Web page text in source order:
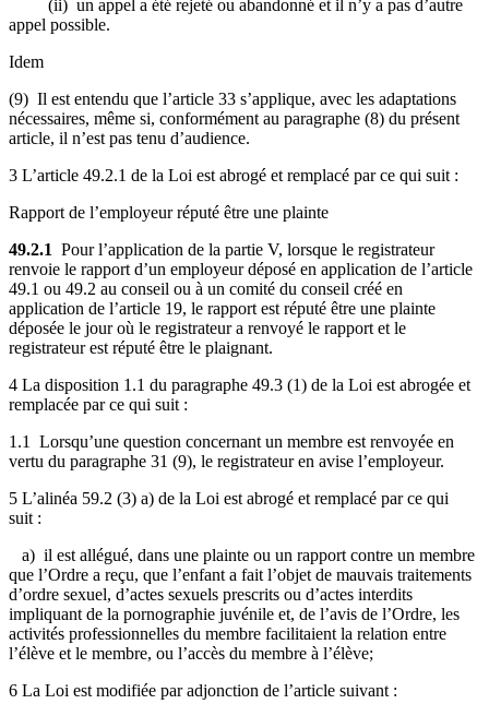
(ii) un appel a été rejeté ou abandonné et il n’y a pas d’autre
appel possible.
Idem
(9) Il est entendu que l’article 33 s’applique, avec les adaptations
nécessaires, même si, conformément au paragraphe (8) du présent
article, il n’est pas tenu d’audience.
3 L’article 49.2.1 de la Loi est abrogé et remplacé par ce qui suit :
Rapport de l’employeur réputé être une plainte
49.2.1 Pour l’application de la partie V, lorsque le registrateur
renvoie le rapport d’un employeur déposé en application de l’article
49.1 ou 49.2 au conseil ou à un comité du conseil créé en
application de l’article 19, le rapport est réputé être une plainte
déposée le jour où le registrateur a renvoyé le rapport et le
registrateur est réputé être le plaignant.
4 La disposition 1.1 du paragraphe 49.3 (1) de la Loi est abrogée et
remplacée par ce qui suit :
1.1 Lorsqu’une question concernant un membre est renvoyée en
vertu du paragraphe 31 (9), le registrateur en avise l’employeur.
5 L’alinéa 59.2 (3) a) de la Loi est abrogé et remplacé par ce qui
suit :
a) il est allégué, dans une plainte ou un rapport contre un membre
que l’Ordre a reçu, que l’enfant a fait l’objet de mauvais traitements
d’ordre sexuel, d’actes sexuels prescrits ou d’actes interdits
impliquant de la pornographie juvénile et, de l’avis de l’Ordre, les
activités professionnelles du membre facilitaient la relation entre
l’élève et le membre, ou l’accès du membre à l’élève;
6 La Loi est modifiée par adjonction de l’article suivant :